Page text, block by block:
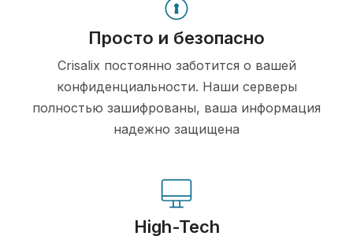
Просто и безопасно
Crisalix постоянно заботится о вашей
конфиденциальности. Наши серверы
полностью зашифрованы, ваша информация
надежно защищена
High-Tech